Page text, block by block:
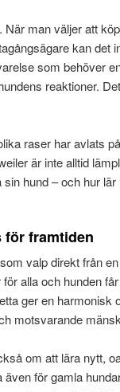
När man väljer att
kan det
som behöver
reaktioner.
raser har avlats
är inte alltid
hund – och hur
för framtiden
valp direkt från
alla och hunden
ger en
motsvarande
om att lära nytt,
för gamla